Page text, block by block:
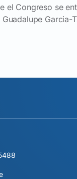
el Congreso se
Guadalupe Garcia-